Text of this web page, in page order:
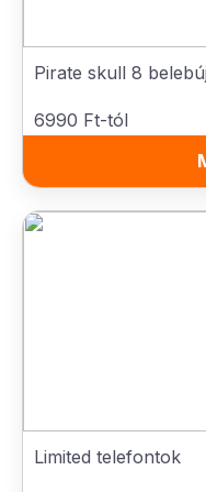
Pirate skull 8
6990 Ft-tól
Limited telefontok